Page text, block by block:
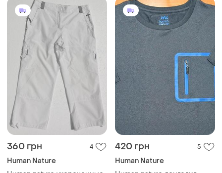
360 грн 4
Human Nature
420 грн 5
Human Nature